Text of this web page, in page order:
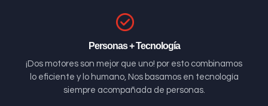
Personas + Tecnología
¡Dos motores son mejor que uno! por esto combinamos
lo eficiente y lo humano, Nos basamos en tecnología
siempre acompañada de personas.